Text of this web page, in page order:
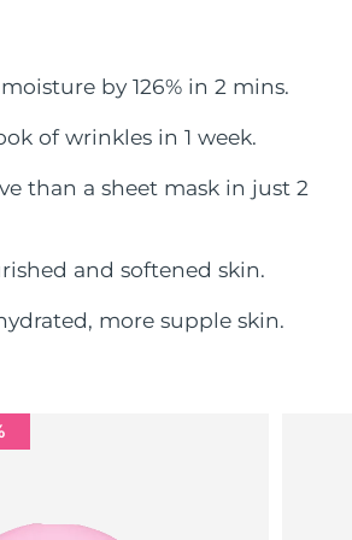
by 126% in 2 mins.
of wrinkles in 1 week.
than a sheet mask in just 2
and softened skin.
more supple skin.
Entrega prevista 12/8/26
Entrega prevista
Entrega prevista9/8/26